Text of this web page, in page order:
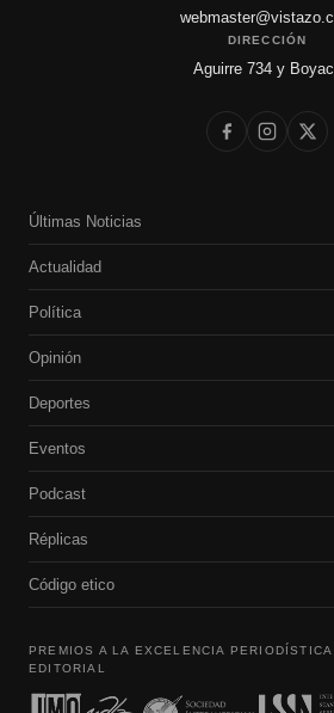
DIRECCIÓN
Aguirre 734 y
Últimas Noticias
Actualidad
Política
Opinión
Deportes
Eventos
Podcast
Réplicas
Código etico
PREMIOS A LA EXCELENCIA
EDITORIAL